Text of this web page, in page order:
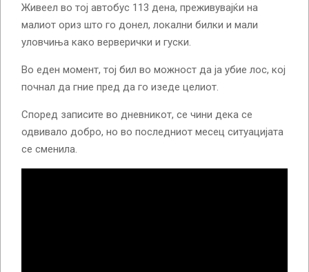
Живеел во тој автобус 113 дена, преживувајќи на
малиот ориз што го донел, локални билки и мали
уловчиња како верверички и гуски.
Во еден момент, тој бил во можност да ја убие лос, кој
почнал да гние пред да го изеде целиот.
Според записите во дневникот, се чини дека се
одвивало добро, но во последниот месец ситуацијата
се сменила.